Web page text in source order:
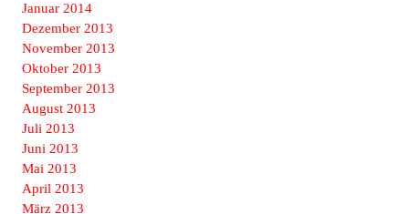
Januar 2014
Dezember 2013
November 2013
Oktober 2013
September 2013
August 2013
Juli 2013
Juni 2013
Mai 2013
April 2013
März 2013